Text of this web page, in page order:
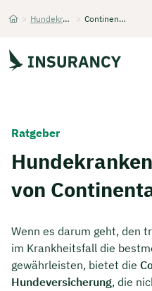
> Hundekrankenversicherung > Continentale
Finanzen
Über Uns
Ratgeber
von
Wenn es darum geht, den
im Krankheitsfall die
gewährleisten, bietet die
Hundeversicherung, die